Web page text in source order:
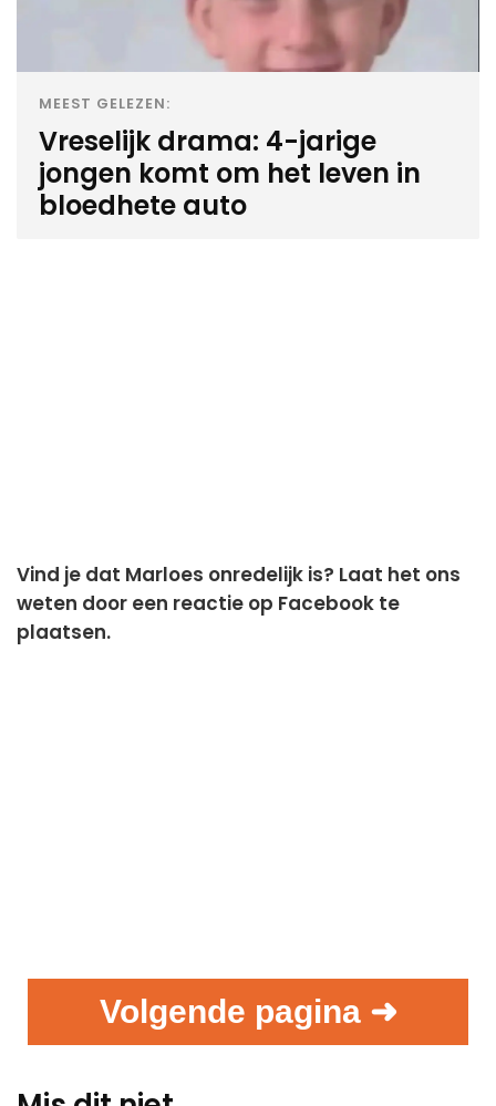
MEEST GELEZEN:
Vreselijk drama: 4-jarige
jongen komt om het leven in
bloedhete auto
Vind je dat Marloes onredelijk is? Laat het ons
weten door een reactie op Facebook te
plaatsen.
Volgende pagina ➜